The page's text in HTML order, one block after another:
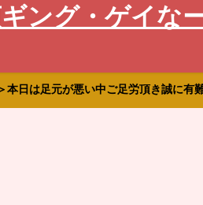
ング・ゲイな
日は足元が悪い中ご足労頂き誠に有